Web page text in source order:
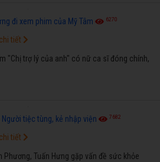
đi xem phim của Mỹ Tâm 6270
"Chị trợ lý của anh" có nữ ca sĩ đóng chính,
tiết
tiệc tùng, kẻ nhập viện 7682
Phương, Tuấn Hưng gặp vấn đề sức khỏe
tiết